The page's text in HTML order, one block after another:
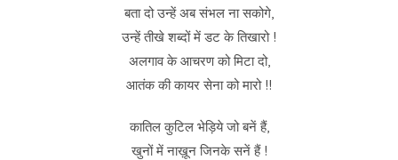
बता दो उन्हें अब संभल ना सकोगे,
उन्हें तीखे शब्दों में डट के तिखारो !
अलगाव के आचरण को मिटा दो,
आतंक की कायर सेना को मारो !!
कातिल कुटिल भेड़िये जो बनें हैं,
खुनों में नाख़ून जिनके सनें हैं !